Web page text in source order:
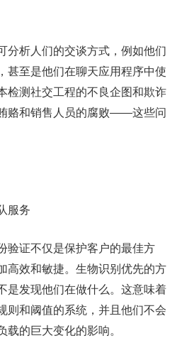
分析人们的交谈方式，例如他们
甚至是他们在聊天应用程序中使
检测社交工程的不良企图和欺诈
赂和销售人员的腐败——这些问
服务
验证不仅是保护客户的最佳方
高效和敏捷。生物识别优先的方
是发现他们在做什么。这意味着
则和阈值的系统，并且他们不会
载的巨大变化的影响。